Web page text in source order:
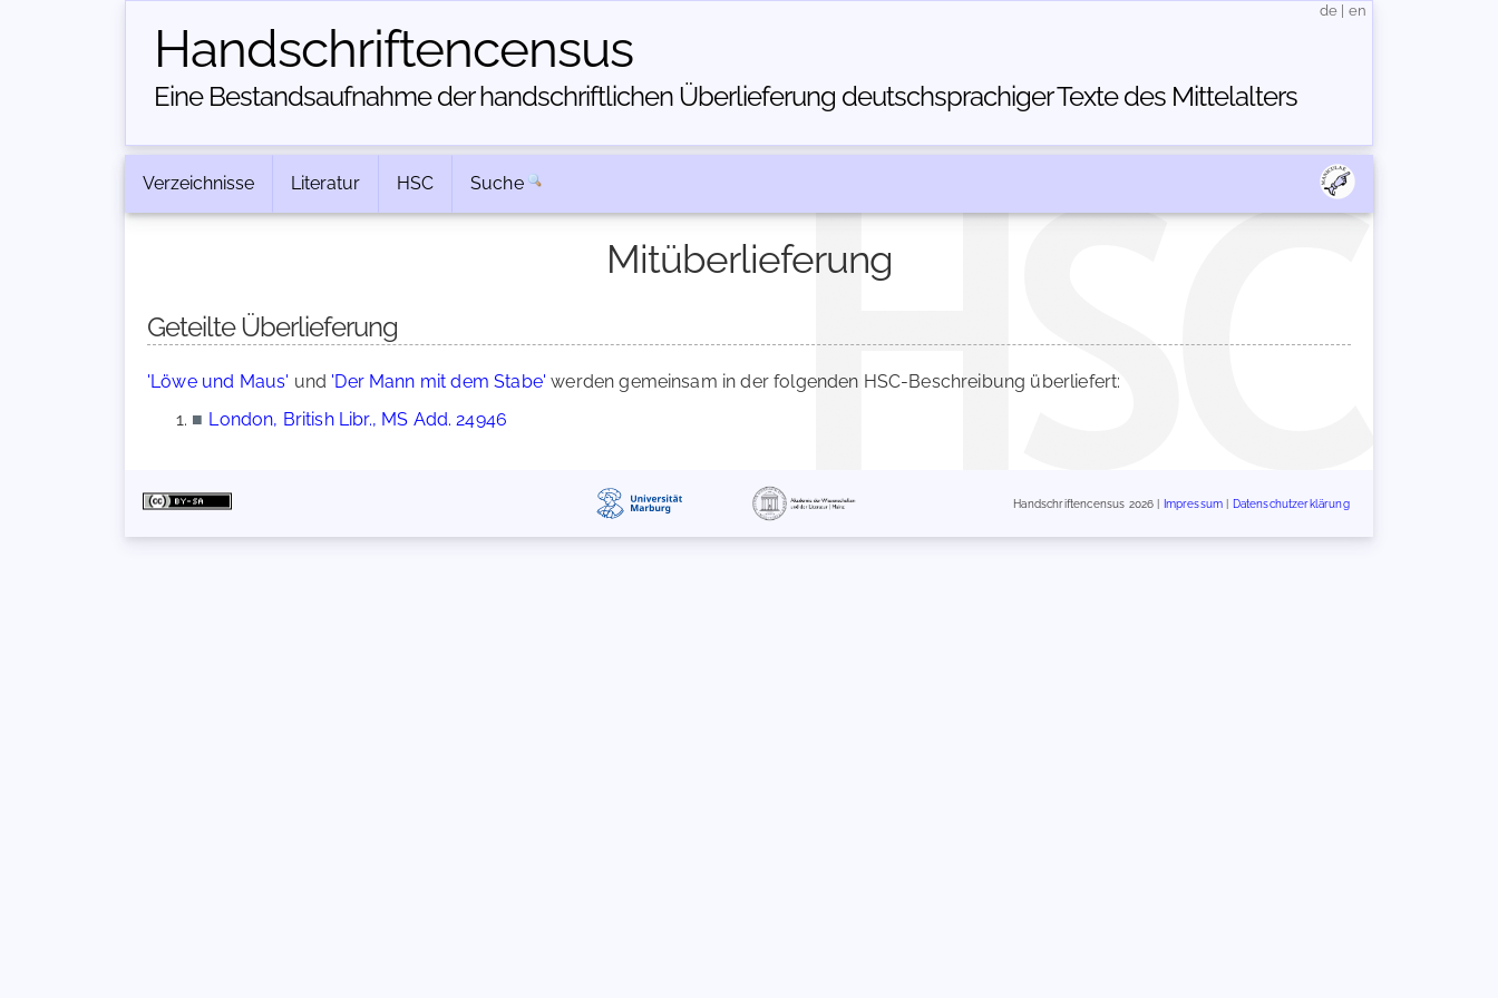
Handschriften­census
Eine Bestandsaufnahme der handschriftlichen Über­lieferung deutschsprachiger Texte des Mittelalters
de en
Verzeichnisse Literatur HSC Suche
Mitüberlieferung
Geteilte Überlieferung
'Löwe und Maus' und 'Der Mann mit dem Stabe' werden gemeinsam in der folgenden HSC-Beschreibung überliefert:
■ London, British Libr., MS Add. 24946
Handschriftencensus 2026 | Impressum Datenschutzerklärung